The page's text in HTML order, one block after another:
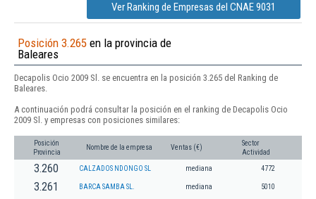
Ver Ranking de Empresas del CNAE 9031
Posición 3.265 en la provincia de
Baleares
Decapolis Ocio 2009 Sl. se encuentra en la posición 3.265 del Ranking de
Baleares.
A continuación podrá consultar la posición en el ranking de Decapolis Ocio
2009 Sl. y empresas con posiciones similares:
Posición
Provincia
Nombre de la empresa Ventas (€)
Sector
Actividad
3.260 CALZADOS NDONGO SL mediana 4772
3.261 BARCA SAMBA SL. mediana 5010